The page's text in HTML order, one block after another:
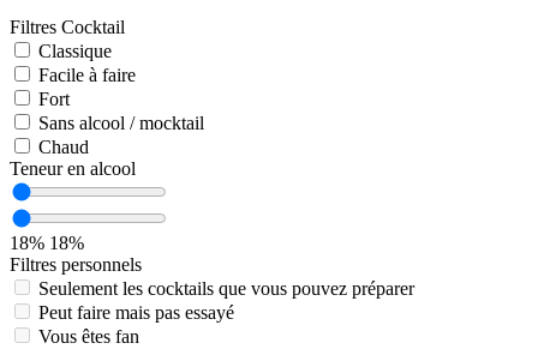
Filtres Cocktail
Classique
Facile à faire
Fort
Sans alcool / mocktail
Chaud
Teneur en alcool
18% 18%
Filtres personnels
Seulement les cocktails que vous pouvez préparer
Peut faire mais pas essayé
Vous êtes fan